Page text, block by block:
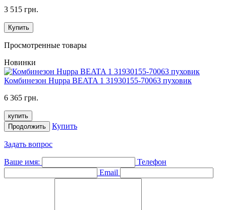
3 515 грн.
Купить
Просмотренные товары
Новинки
Комбинезон Huppa BEATA 1 31930155-70063 пуховик
6 365 грн.
купить
Продолжить
Купить
Задать вопрос
Ваше имя:
Телефон
Email